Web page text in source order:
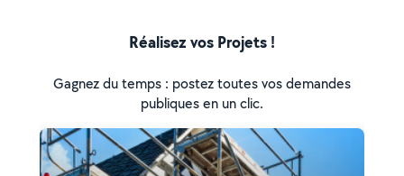
Réalisez vos Projets !
Gagnez du temps : postez toutes vos demandes
publiques en un clic.